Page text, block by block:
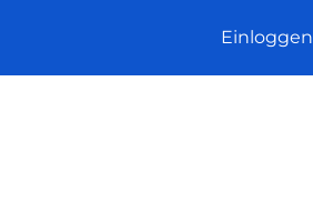
Einloggen